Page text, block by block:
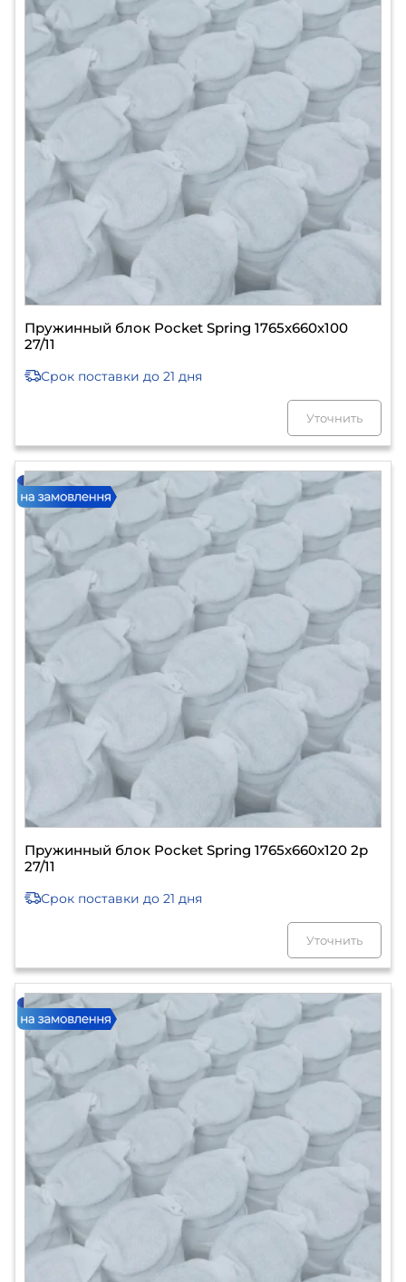
Пружинный блок Pocket Spring 1765х660х100
27/11
Срок поставки до 21 дня
Уточнить
Пружинный блок Pocket Spring 1765х660х120 2р
27/11
Срок поставки до 21 дня
Уточнить